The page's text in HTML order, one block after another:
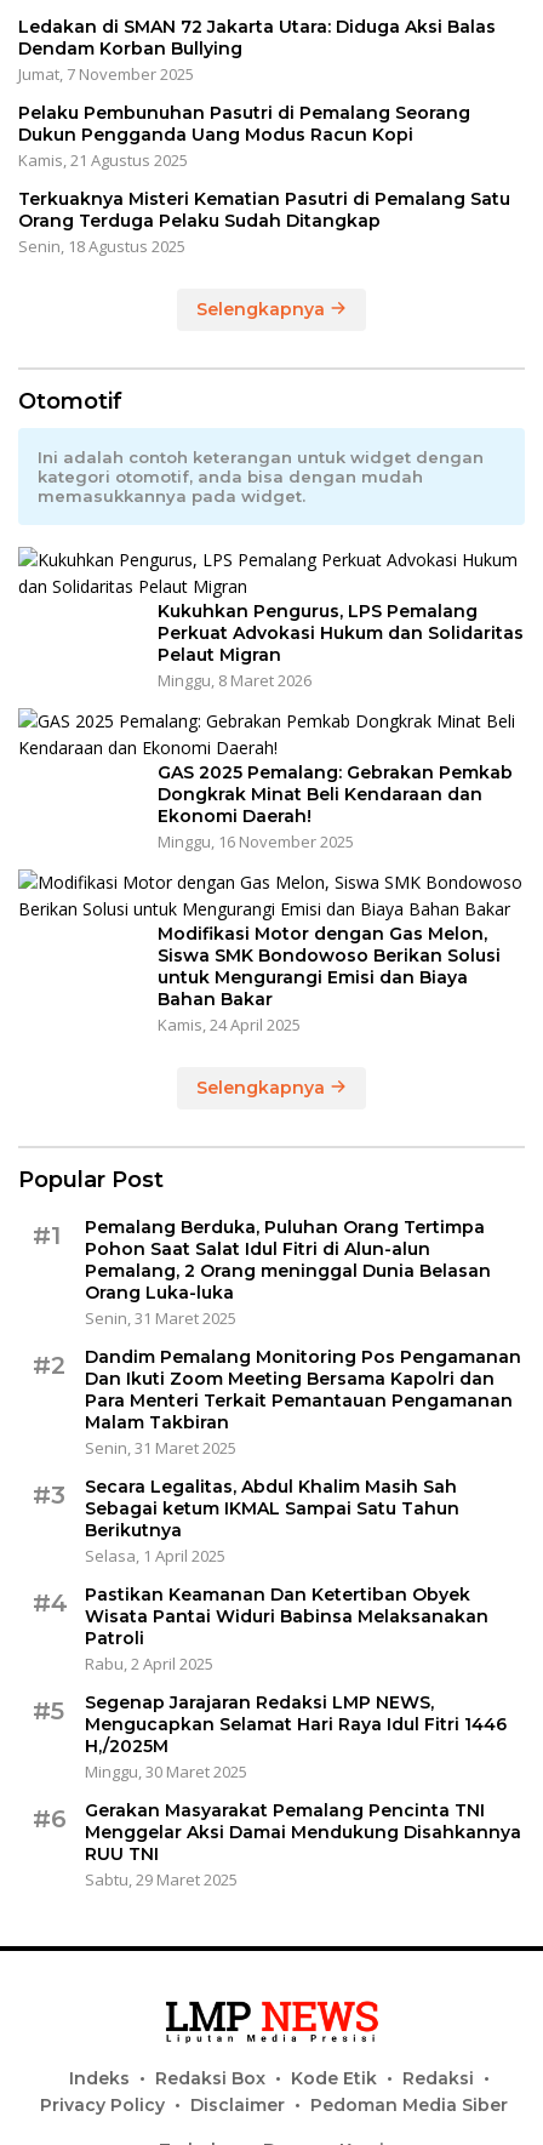
Ledakan di SMAN 72 Jakarta Utara: Diduga Aksi Balas
Dendam Korban Bullying
Jumat, 7 November 2025
Pelaku Pembunuhan Pasutri di Pemalang Seorang
Dukun Pengganda Uang Modus Racun Kopi
Kamis, 21 Agustus 2025
Terkuaknya Misteri Kematian Pasutri di Pemalang Satu
Orang Terduga Pelaku Sudah Ditangkap
Senin, 18 Agustus 2025
Selengkapnya
Otomotif
Ini adalah contoh keterangan untuk widget dengan
kategori otomotif, anda bisa dengan mudah
memasukkannya pada widget.
Kukuhkan Pengurus, LPS Pemalang
Perkuat Advokasi Hukum dan Solidaritas
Pelaut Migran
Minggu, 8 Maret 2026
GAS 2025 Pemalang: Gebrakan Pemkab
Dongkrak Minat Beli Kendaraan dan
Ekonomi Daerah!
Minggu, 16 November 2025
Modifikasi Motor dengan Gas Melon,
Siswa SMK Bondowoso Berikan Solusi
untuk Mengurangi Emisi dan Biaya
Bahan Bakar
Kamis, 24 April 2025
Selengkapnya
Popular Post
#1
Pemalang Berduka, Puluhan Orang Tertimpa
Pohon Saat Salat Idul Fitri di Alun-alun
Pemalang, 2 Orang meninggal Dunia Belasan
Orang Luka-luka
Senin, 31 Maret 2025
#2
Dandim Pemalang Monitoring Pos Pengamanan
Dan Ikuti Zoom Meeting Bersama Kapolri dan
Para Menteri Terkait Pemantauan Pengamanan
Malam Takbiran
Senin, 31 Maret 2025
#3
Secara Legalitas, Abdul Khalim Masih Sah
Sebagai ketum IKMAL Sampai Satu Tahun
Berikutnya
Selasa, 1 April 2025
#4
Pastikan Keamanan Dan Ketertiban Obyek
Wisata Pantai Widuri Babinsa Melaksanakan
Patroli
Rabu, 2 April 2025
#5
Segenap Jarajaran Redaksi LMP NEWS,
Mengucapkan Selamat Hari Raya Idul Fitri 1446
H,/2025M
Minggu, 30 Maret 2025
#6
Gerakan Masyarakat Pemalang Pencinta TNI
Menggelar Aksi Damai Mendukung Disahkannya
RUU TNI
Sabtu, 29 Maret 2025
Indeks Redaksi Box Kode Etik
Redaksi
Privacy Policy
Disclaimer Pedoman Media Siber